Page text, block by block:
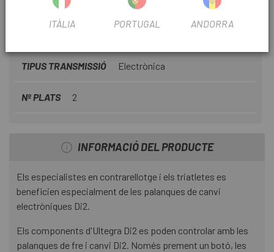
Carretera
TIPUS TRANSMISSIÓ Electrònica
Nº PLATS 2
INFORMACIÓ DEL PRODUCTE
Els especialistes en contrarellotge i els triatletes es
beneficien especialment de les palanques de canvi
electròniques Di2.
Els components d'Ultegra Di2 es poden controlar amb les
palanques de fre i canvi Di2. Només prement un botó, les
ITÀLIA PORTUGAL ANDORRA